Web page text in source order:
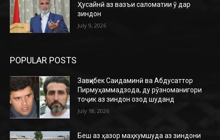
Ҳусайнӣ аз вазъи саломатии ӯ дар
зиндон
July 9, 2026
POPULAR POSTS
Завқибек Саидаминӣ ва Абдусаттор
Пирмуҳаммадзода, ду рӯзноманигори
тоҷик аз зиндон озод шуданд
July 18, 2026
Беш аз ҳазор маҳкумшуда аз зиндони